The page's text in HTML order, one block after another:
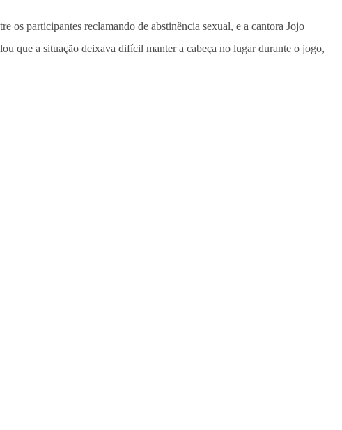
os participantes reclamando de abstinência sexual, e a cantora Jojo
que a situação deixava difícil manter a cabeça no lugar durante o jogo,